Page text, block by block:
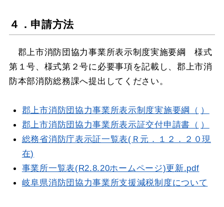
４．申請方法
郡上市消防団協力事業所表示制度実施要綱 様式
第１号、様式第２号に必要事項を記載し、郡上市消
防本部消防総務課へ提出してください。
郡上市消防団協力事業所表示制度実施要綱（ ）
郡上市消防団協力事業所表示証交付申請書（ ）
総務省消防庁表示証一覧表(Ｒ元．１２．２０現
在)
事業所一覧表(R2.8.20ホームページ)更新.pdf
岐阜県消防団協力事業所支援減税制度について